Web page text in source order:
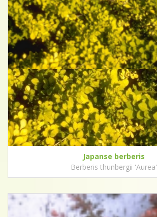
Japanse berberis
Berberis thunbergii 'Aurea'